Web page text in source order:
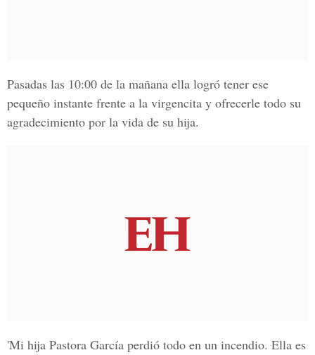
Pasadas las 10:00 de la mañana ella logró tener ese
pequeño instante frente a la virgencita y ofrecerle todo su
agradecimiento por la vida de su hija.
'Mi hija Pastora García perdió todo en un incendio. Ella es